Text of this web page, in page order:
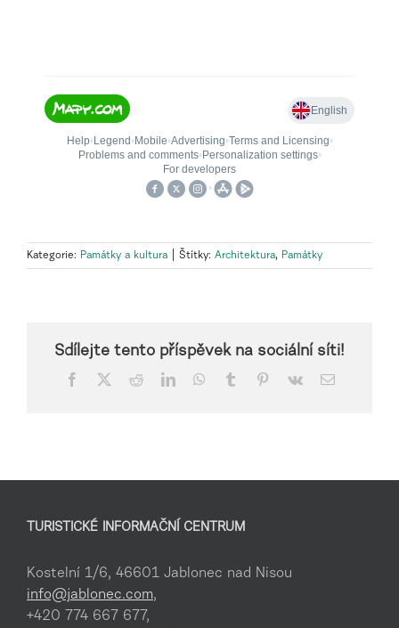
Kategorie: Památky a kultura Štítky: Architektura, Památky
Sdílejte tento příspěvek na sociální síti!
Facebook RedditLinkedInWhatsApp
Tumblr Pinterest
Vk
E-
TURISTICKÉ INFORMAČNÍ CENTRUM
Kostelní 1/6, 46601 Jablonec nad Nisou
info@jablonec.com,
+420 774 667 677,